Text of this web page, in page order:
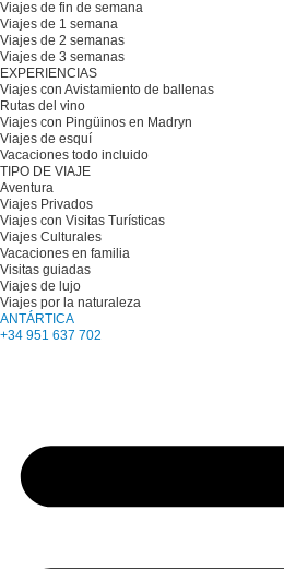
Viajes de fin de semana
Viajes de 1 semana
Viajes de 2 semanas
Viajes de 3 semanas
EXPERIENCIAS
Viajes con Avistamiento de ballenas
Rutas del vino
Viajes con Pingüinos en Madryn
Viajes de esquí
Vacaciones todo incluido
TIPO DE VIAJE
Aventura
Viajes Privados
Viajes con Visitas Turísticas
Viajes Culturales
Vacaciones en familia
Visitas guiadas
Viajes de lujo
Viajes por la naturaleza
ANTÁRTICA
+34 951 637 702